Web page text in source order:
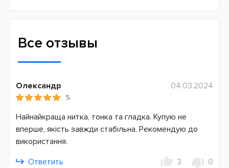
Все отзывы
Олександр
5
04.03.2024
Найнайкраща нитка, тонка та гладка. Купую не
вперше, якість завжди стабільна. Рекомендую до
використання.
Ответить
3 0